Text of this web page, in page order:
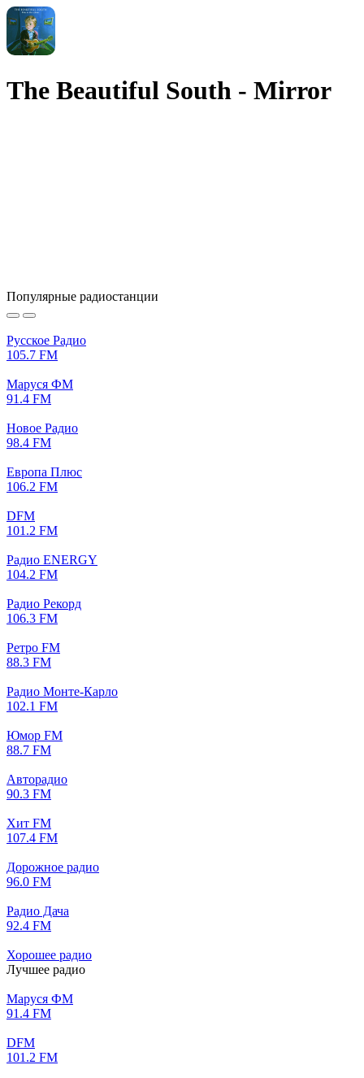
The Beautiful South - Mirror
Популярные радиостанции
Русское Радио
105.7 FM
Маруся ФМ
91.4 FM
Новое Радио
98.4 FM
Европа Плюс
106.2 FM
DFM
101.2 FM
Радио ENERGY
104.2 FM
Радио Рекорд
106.3 FM
Ретро FM
88.3 FM
Радио Монте-Карло
102.1 FM
Юмор FM
88.7 FM
Авторадио
90.3 FM
Хит FM
107.4 FM
Дорожное радио
96.0 FM
Радио Дача
92.4 FM
Хорошее радио
Лучшее радио
Маруся ФМ
91.4 FM
DFM
101.2 FM